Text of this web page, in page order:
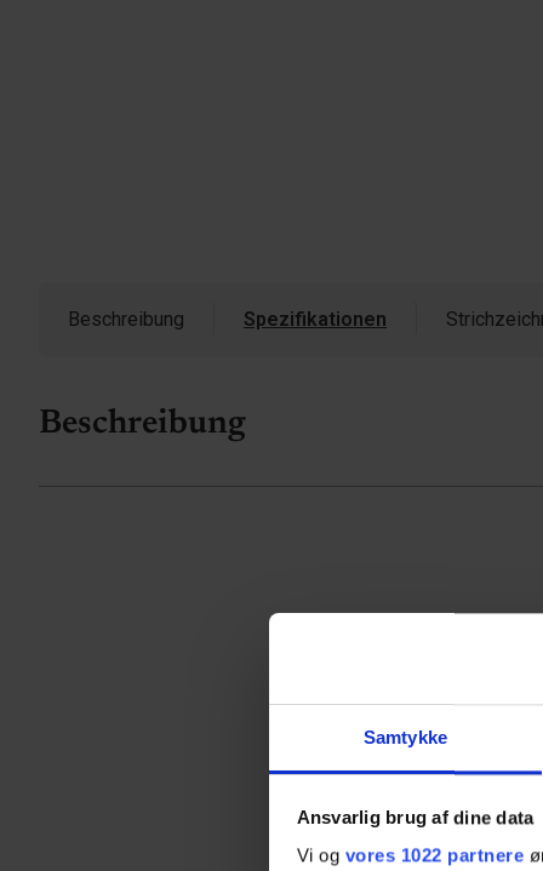
Samtykke
Ansvarlig brug af dine data
Vi og vores 1022 partnere
Beschreibung Spezifikationen
Beschreibung